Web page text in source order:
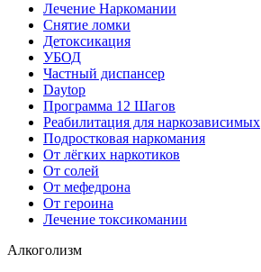
Лечение Наркомании
Снятие ломки
Детоксикация
УБОД
Частный диспансер
Daytop
Программа 12 Шагов
Реабилитация для наркозависимых
Подростковая наркомания
От лёгких наркотиков
От солей
От мефедрона
От героина
Лечение токсикомании
Алкоголизм